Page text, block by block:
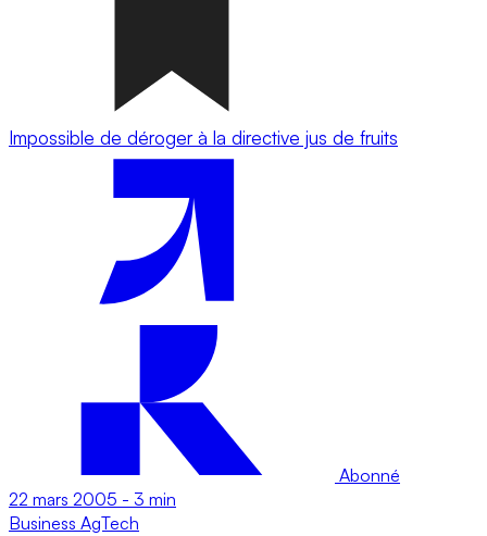
Impossible de déroger à la directive jus de fruits
Abonné
22 mars 2005 - 3 min
Business AgTech